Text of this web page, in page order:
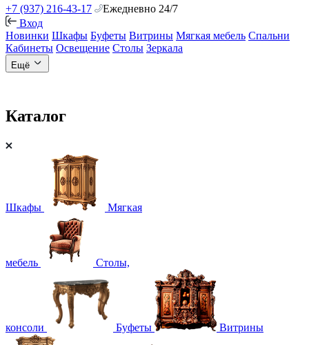
+7 (937) 216-43-17
Ежедневно 24/7
Вход
Новинки Шкафы Буфеты Витрины Мягкая мебель Спальни
Кабинеты Освещение Столы Зеркала
Ещё
Каталог
Шкафы Мягкая
мебель Столы,
консоли Буфеты Витрины